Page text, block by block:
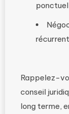
Rappelez-
conseil
long terme,